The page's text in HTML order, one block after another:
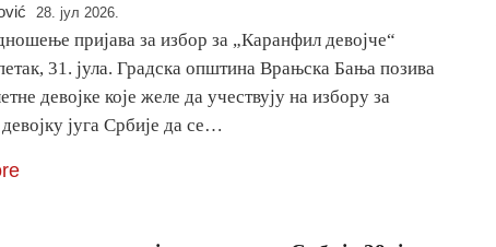
28. јул 2026.
пријава за избор за „Каранфил девојче“
31. јула. Градска општина Врањска Бања позива
девојке које желе да учествују на избору за
југа Србије да се…